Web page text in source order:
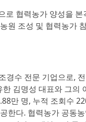
로 협력농가 양성을
원 조성 및 협력농가
경수 전문 기업으로,
김명성 대표와 그
만 명, 누적 조회수
한다. 협력농가 공동